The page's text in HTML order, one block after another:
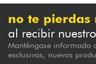
no te pierdas
al recibir
Manténgase informado
exclusivas, nuevos